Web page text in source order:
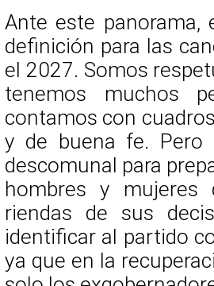
Ante este panorama,
definición para las
el 2027. Somos
tenemos muchos
contamos con
y de buena fe. Pero
descomunal para
hombres y
riendas de sus
identificar al partido
ya que en la